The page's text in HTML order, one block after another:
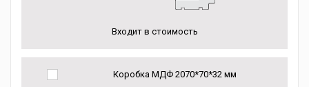
Входит в стоимость
Коробка МДФ 2070*70*32 мм